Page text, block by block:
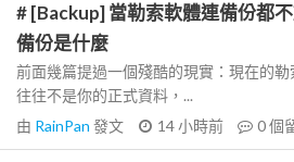
# [Backup] 當勒索軟體連備份都
備份是什麼
前面幾篇提過一個殘酷的現實：現在的
往往不是你的正式資料，...
由 RainPan 發文 14 小時前 0個